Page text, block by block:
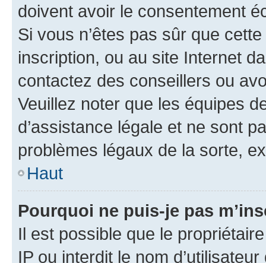
doivent avoir le consentement
Si vous n’êtes pas sûr que
inscription, ou au site Internet
contactez des conseillers ou
Veuillez noter que les équipes
d’assistance légale et ne sont
problèmes légaux de la sorte,
Haut
Pourquoi ne puis-je pas
Il est possible que le
IP ou interdit le nom